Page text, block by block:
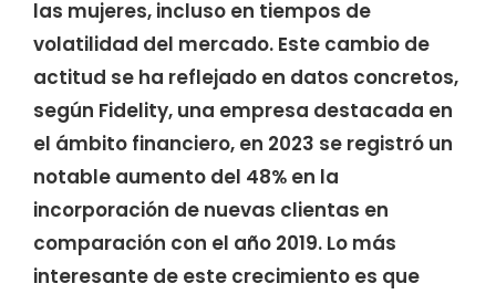
las mujeres, incluso en tiempos de
volatilidad del mercado. Este cambio de
actitud se ha reflejado en datos concretos,
según Fidelity, una empresa destacada en
el ámbito financiero, en 2023 se registró un
notable aumento del 48% en la
incorporación de nuevas clientas en
comparación con el año 2019. Lo más
interesante de este crecimiento es que